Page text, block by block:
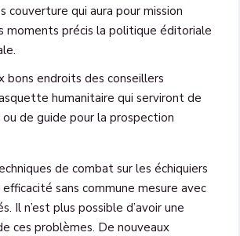
couverture qui aura pour mission
moments précis la politique éditoriale
bons endroits des conseillers
humanitaire qui serviront de
ou de guide pour la prospection
de combat sur les échiquiers
sans commune mesure avec
Il n’est plus possible d’avoir une
ces problèmes. De nouveaux